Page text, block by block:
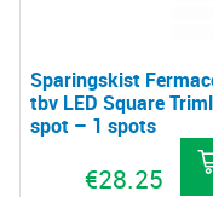
Sparingskist
tbv LED Square
spot – 1 spots
€28.25